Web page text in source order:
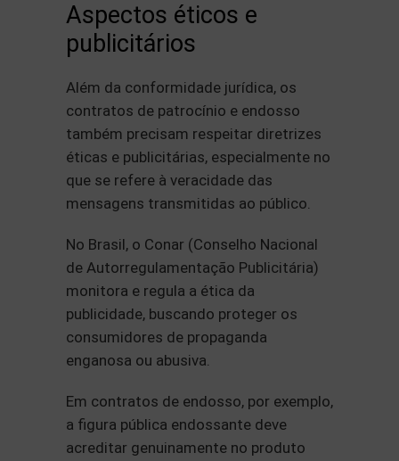
Aspectos éticos e
publicitários
Além da conformidade jurídica, os
contratos de patrocínio e endosso
também precisam respeitar diretrizes
éticas e publicitárias, especialmente no
que se refere à veracidade das
mensagens transmitidas ao público.
No Brasil, o Conar (Conselho Nacional
de Autorregulamentação Publicitária)
monitora e regula a ética da
publicidade, buscando proteger os
consumidores de propaganda
enganosa ou abusiva.
Em contratos de endosso, por exemplo,
a figura pública endossante deve
acreditar genuinamente no produto